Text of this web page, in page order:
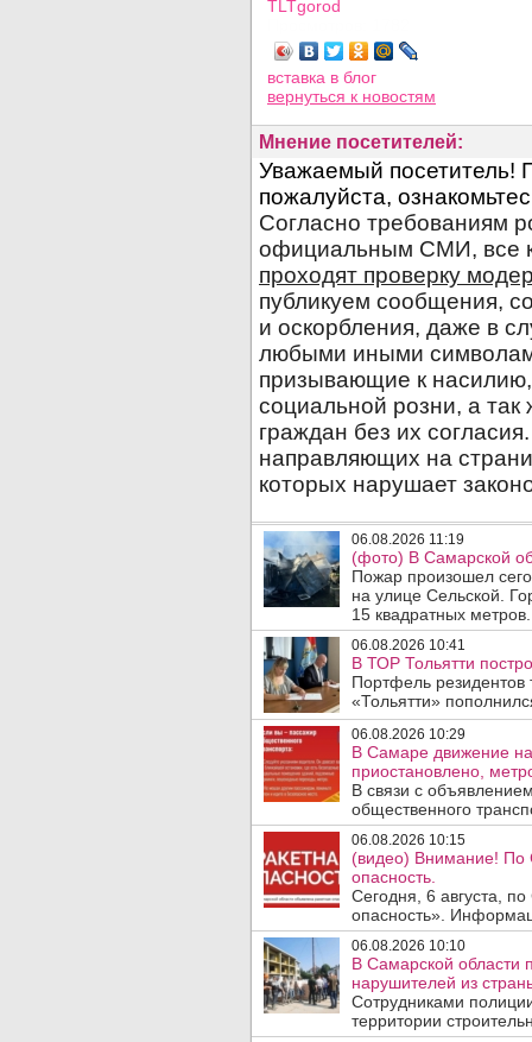
TLTgorod
вставка в блог
вернуться к новостям
Мнение посетителей:
06.08.2026 11:19
(фото) В Самарской
Пожар произошел
на улице Сельской.
15 квадратных метров.
06.08.2026 10:41
В ТОР Тольятти
Портфель
«Тольятти»
06.08.2026 10:29
В Самаре движение
приостановлено,
В связи с
общественного
06.08.2026 10:15
(видео) Внимание! По
опасность.
Сегодня, 6 августа,
опасность».
06.08.2026 10:10
В Самарской области
нарушителей из
Сотрудниками
территории